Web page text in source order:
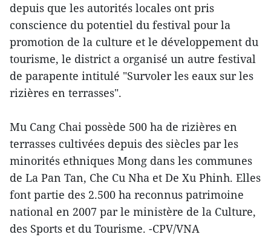
depuis que les autorités locales ont pris
conscience du potentiel du festival pour la
promotion de la culture et le développement du
tourisme, le district a organisé un autre festival
de parapente intitulé "Survoler les eaux sur les
rizières en terrasses".
Mu Cang Chai possède 500 ha de rizières en
terrasses cultivées depuis des siècles par les
minorités ethniques Mong dans les communes
de La Pan Tan, Che Cu Nha et De Xu Phinh. Elles
font partie des 2.500 ha reconnus patrimoine
national en 2007 par le ministère de la Culture,
des Sports et du Tourisme. -CPV/VNA